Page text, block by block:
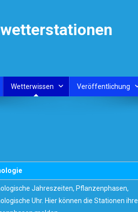
Wetterwissen Veröffentlichung
Jahreszeiten, Pflanzenphasen,
Uhr. Hier können die Stationen ihre